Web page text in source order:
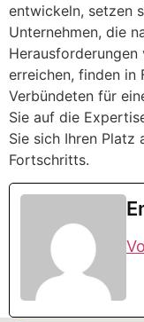
entwickeln, setzen
Unternehmen, die
erreichen, finden in
Verbündeten für
Sie auf die
Sie sich Ihren Platz
Fortschritts.